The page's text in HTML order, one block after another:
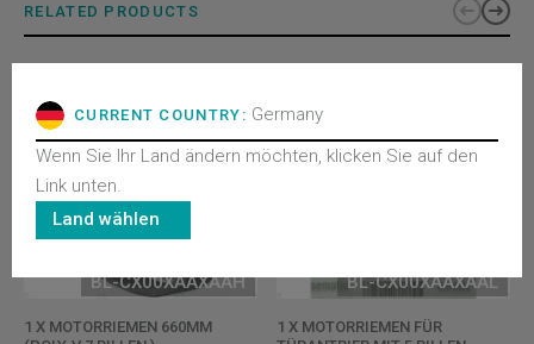
RELATED PRODUCTS
BL-CX00XAAXAAH
1 X MOTORRIEMEN 660MM
BL-CX00XAAXAAL
1 X MOTORRIEMEN FÜR
CURRENT COUNTRY: Germany
Wenn Sie Ihr Land ändern möchten, klicken Sie auf den
Link unten.
Land wählen